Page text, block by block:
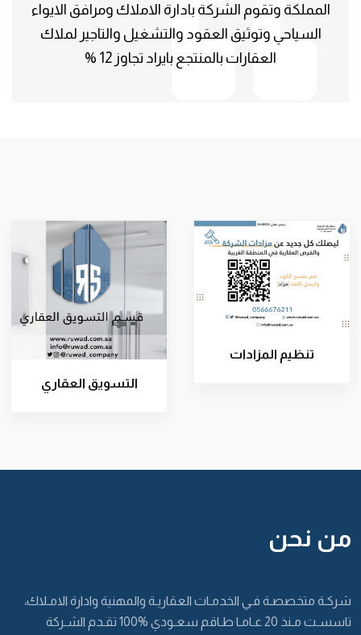
المملكة وتقوم الشركة بادارة الاملاك ومرافق الايواء
السياحي وتوثيق العقود والتشغيل والتاجير لملاك
العقارات بالمنتجع بايراد تجاوز 12 %
تنظيم المزادات
التسويق العقاري
من نحن
شركـة متخصصـة فـي الخدمـات العقاريـة والمهنية وادارة الامـلاك،
تاسسـت مـنذ 20 عـامـا طـاقم سعـودي %100 تقـدم الشـركة